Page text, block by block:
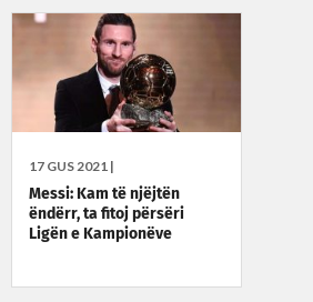
17 GUS 2021 |
Messi: Kam të njëjtën
ëndërr, ta fitoj përsëri
Ligën e Kampionëve